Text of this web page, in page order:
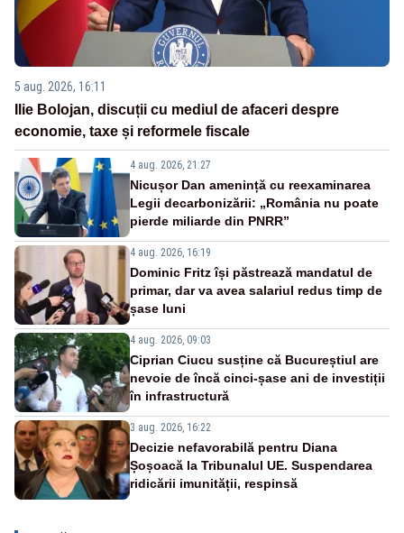
5 aug. 2026, 16:11
Ilie Bolojan, discuții cu mediul de afaceri despre
economie, taxe și reformele fiscale
4 aug. 2026, 21:27
Nicușor Dan amenință cu reexaminarea
Legii decarbonizării: „România nu poate
pierde miliarde din PNRR”
4 aug. 2026, 16:19
Dominic Fritz își păstrează mandatul de
primar, dar va avea salariul redus timp de
șase luni
4 aug. 2026, 09:03
Ciprian Ciucu susține că Bucureștiul are
nevoie de încă cinci-șase ani de investiții
în infrastructură
3 aug. 2026, 16:22
Decizie nefavorabilă pentru Diana
Șoșoacă la Tribunalul UE. Suspendarea
ridicării imunității, respinsă